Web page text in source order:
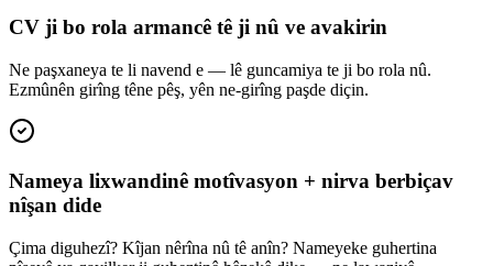
CV ji bo rola armancê tê ji nû ve avakirin
Ne paşxaneya te li navend e — lê guncamiya te ji bo rola nû.
Ezmûnên girîng têne pêş, yên ne-girîng paşde diçin.
Nameya lixwandinê motîvasyon + nirva berbiçav
nîşan dide
Çima diguhezî? Kîjan nêrîna nû tê anîn? Nameyeke guhertina